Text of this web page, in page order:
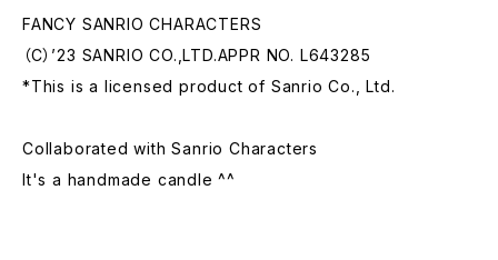
FANCY SANRIO CHARACTERS
（C）’23 SANRIO CO.,LTD.APPR NO. L643285
*This is a licensed product of Sanrio Co., Ltd.
Collaborated with Sanrio Characters
It's a handmade candle ^^